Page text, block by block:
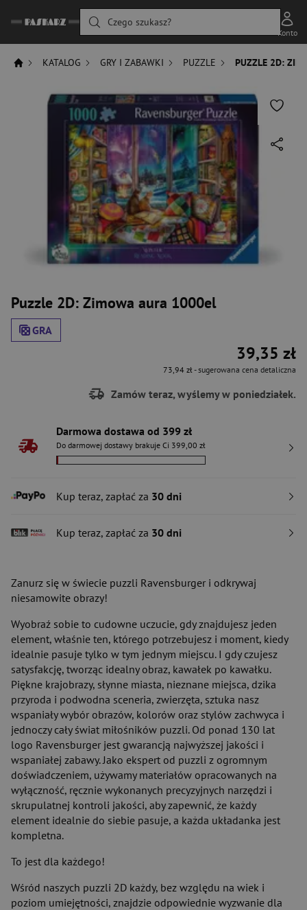
Czego szukasz?
Konto
KATALOG GRY I ZABAWKI PUZZLE PUZZLE 2D:
Puzzle 2D: Zimowa aura 1000el
GRA
39,35 zł
73,94 zł- sugerowana cena detaliczna
Zamów teraz, wyślemy w poniedziałek.
Darmowa dostawa od 399 zł
Do darmowej dostawy brakuje Ci 399,00 zł
Kup teraz, zapłać za 30 dni
Kup teraz, zapłać za 30 dni
Zanurz się w świecie puzzli Ravensburger i odkrywaj
niesamowite obrazy!
Wyobraź sobie to cudowne uczucie, gdy znajdujesz jeden
element, właśnie ten, którego potrzebujesz i moment, kiedy
idealnie pasuje tylko w tym jednym miejscu. I gdy czujesz
satysfakcję, tworząc idealny obraz, kawałek po kawałku.
Piękne krajobrazy, słynne miasta, nieznane miejsca, dzika
przyroda i podwodna sceneria, zwierzęta, sztuka nasz
wspaniały wybór obrazów, kolorów oraz stylów zachwyca i
jednoczy cały świat miłośników puzzli. Od ponad 130 lat
logo Ravensburger jest gwarancją najwyższej jakości i
wspaniałej zabawy. Jako ekspert od puzzli z ogromnym
doświadczeniem, używamy materiałów opracowanych na
wyłączność, ręcznie wykonanych precyzyjnych narzędzi i
skrupulatnej kontroli jakości, aby zapewnić, że każdy
element idealnie do siebie pasuje, a każda układanka jest
kompletna.
To jest dla każdego!
Wśród naszych puzzli 2D każdy, bez względu na wiek i
poziom umiejętności, znajdzie odpowiednie wyzwanie dla